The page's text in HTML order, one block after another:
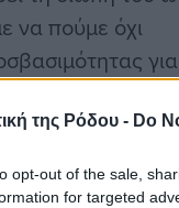
της Ρόδου - Do
opt-out of the sale,
for targeted
να πούμε όχι
με μια
παραλαβής που
διαδρομές